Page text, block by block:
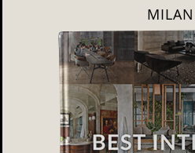
DUBAI